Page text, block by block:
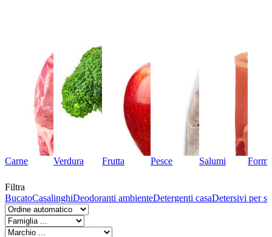
Carne Verdura Frutta Pesce Salumi
Filtra
BucatoCasalinghiDeodoranti ambienteDetergenti casaDetersivi per